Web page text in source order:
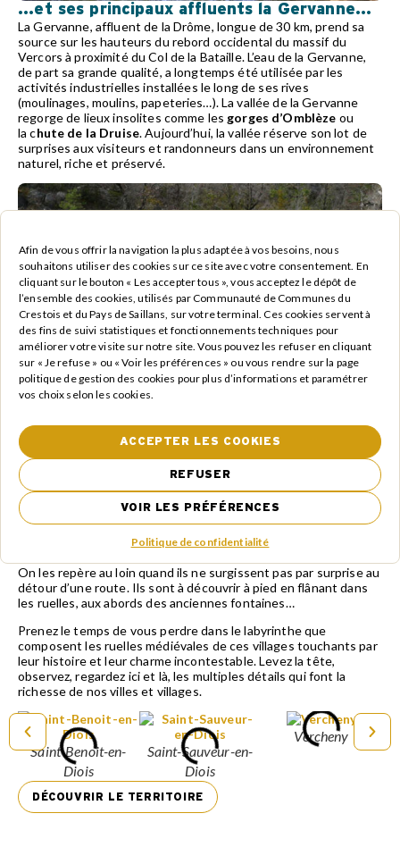
Afin de vous offrir la navigation la plus adaptée à vos besoins, nous
souhaitons utiliser des cookies sur ce site avec votre consentement. En
cliquant sur le bouton « Les accepter tous », vous acceptez le dépôt de
l’ensemble des cookies, utilisés par Communauté de Communes du
Crestois et du Pays de Saillans, sur votre terminal. Ces cookies servent à
des fins de suivi statistiques et fonctionnements techniques pour
améliorer votre visite sur notre site. Vous pouvez les refuser en cliquant
sur « Je refuse » ou « Voir les préférences » ou vous rendre sur la page
politique de gestion des cookies pour plus d’informations et paramétrer
vos choix selon les cookies.
ACCEPTER LES COOKIES
REFUSER
VOIR LES PRÉFÉRENCES
Politique de confidentialité
...et ses principaux affluents la Gervanne...
La Gervanne, affluent de la Drôme, longue de 30 km, prend sa
source sur les hauteurs du rebord occidental du massif du
Vercors à proximité du Col de la Bataille. L’eau de la Gervanne,
de part sa grande qualité, a longtemps été utilisée par les
activités industrielles installées le long de ses rives
(moulinages, moulins, papeteries…). La vallée de la Gervanne
regorge de lieux insolites comme les gorges d’Omblèze ou
la chute de la Druise. Aujourd’hui, la vallée réserve son lot de
surprises aux visiteurs et randonneurs dans un environnement
naturel, riche et préservé.
La Roanne prend sa source au pied du mont Angèle et parcourt
une trentaine de kilomètres avant de se jeter dans la Drôme. Le
relief de son bassin offre l’une des plus jolies routes de la région
et d’agréables vasques d’eau pour se rafraîchir l’été.
Les villages du cœur de Drôme
Les villages du territoire s’égrènent le long des reliefs qui
sculptent le paysage du Cœur de Drôme.
On les repère au loin quand ils ne surgissent pas par surprise au
détour d’une route. Ils sont à découvrir à pied en flânant dans
les ruelles, aux abords des anciennes fontaines…
Prenez le temps de vous perdre dans le labyrinthe que
composent les ruelles médiévales de ces villages touchants par
leur histoire et leur charme incontestable. Levez la tête,
observez, regardez ici et là, les multiples détails qui font la
richesse de nos villes et villages.
Saint-Benoit-en-
Diois
Saint-Sauveur-en-
Diois
Vercheny
DÉCOUVRIR LE TERRITOIRE